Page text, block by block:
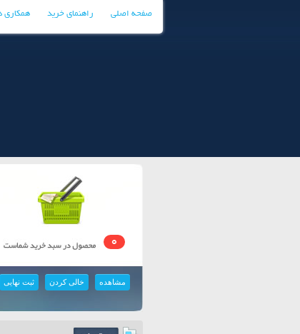
صفحه اصلی راهنمای خرید
0
مشاهده خالی کردن ثبت نهایی